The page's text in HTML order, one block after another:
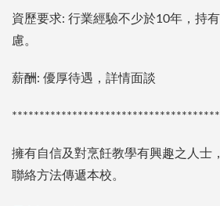
資歷要求: 行業經驗不少於10年，持
慮。
薪酬: 優厚待遇，詳情面談
擁有自信及對烹飪教學有興趣之人士
聯絡方法傳遞本校。